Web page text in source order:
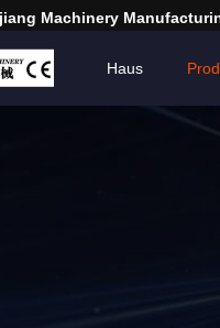
Machinery
Haus